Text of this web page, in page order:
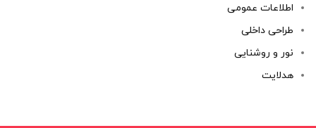
اطلاعات عمومی
طراحی داخلی
نور و روشنایی
هدلایت